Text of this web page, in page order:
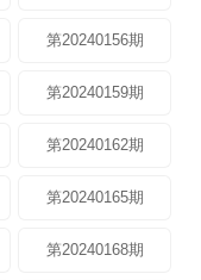
第20240156期
第20240159期
第20240162期
第20240165期
第20240168期